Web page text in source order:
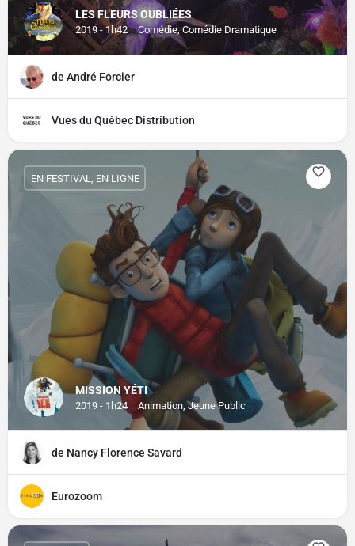
LES FLEURS OUBLIÉES
2019 - 1h42 Comédie, Comédie Dramatique
de André Forcier
Vues du Québec Distribution
MISSION YÉTI
2019 - 1h24 Animation, Jeune Public
EN FESTIVAL, EN LIGNE
de Nancy Florence Savard
Eurozoom